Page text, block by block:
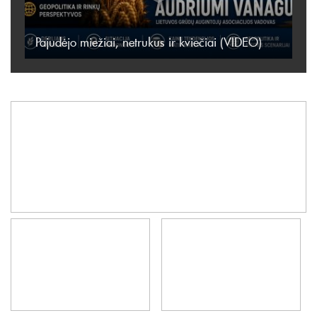
Pajudėjo miežiai, netrukus ir kviečiai (VIDEO)